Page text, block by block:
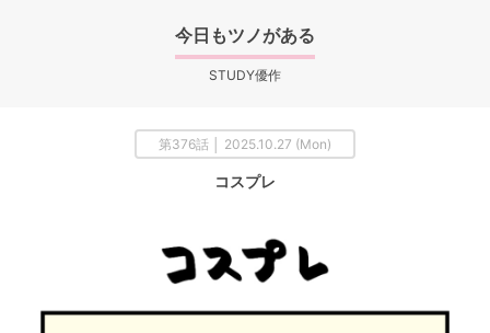
今日もツノがある
STUDY優作
第376話 │ 2025.10.27 (Mon)
コスプレ